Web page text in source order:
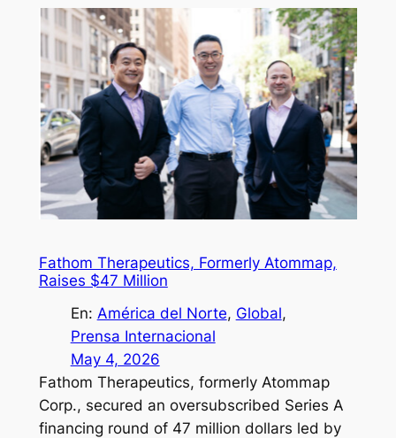
Fathom Therapeutics, Formerly Atommap,
Raises $47 Million
En: América del Norte, Global
Prensa Internacional
May 4, 2026
Fathom Therapeutics, formerly Atommap
Corp., secured an oversubscribed Series A
financing round of 47 million dollars led by